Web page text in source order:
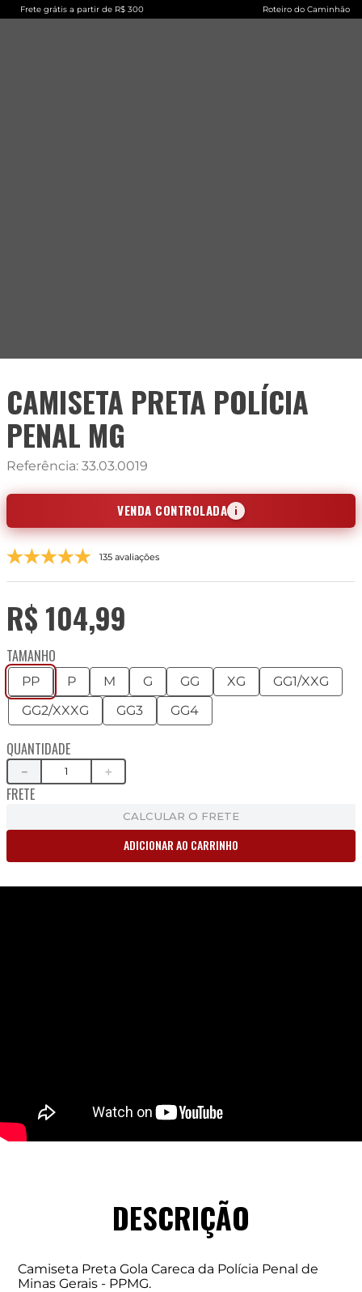
Frete grátis a partir de R$ 300 Roteiro do Caminhão
CAMISETA PRETA POLÍCIA
PENAL MG
Referência: 33.03.0019
VENDA CONTROLADA i
135 avaliações
R$ 104,99
TAMANHO
PP P M G GG XG
GG1/XXG
GG2/XXXG
GG3 GG4
QUANTIDADE
＋
－
FRETE
CALCULAR O FRETE
ADICIONAR AO CARRINHO
DESCRIÇÃO
Camiseta Preta Gola Careca da Polícia Penal de
Minas Gerais - PPMG.